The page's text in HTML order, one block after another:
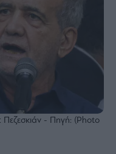
- Πηγή: (Photo